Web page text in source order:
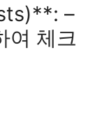
–
여 체크